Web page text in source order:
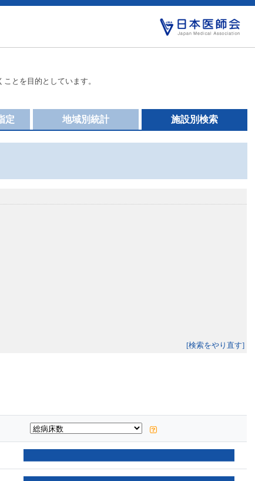
とを目的としています。
施設別検索
地域別統計
定
[検索をやり直す]